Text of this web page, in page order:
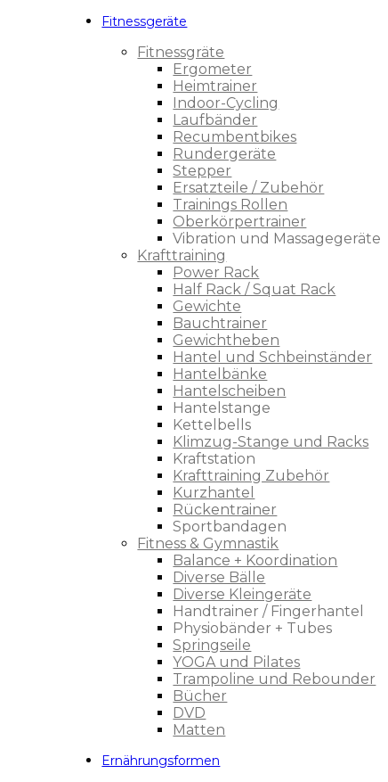
Fitnessgeräte
Fitnessgräte
Ergometer
Heimtrainer
Indoor-Cycling
Laufbänder
Recumbentbikes
Rundergeräte
Stepper
Ersatzteile / Zubehör
Trainings Rollen
Oberkörpertrainer
Vibration und Massagegeräte
Krafttraining
Power Rack
Half Rack / Squat Rack
Gewichte
Bauchtrainer
Gewichtheben
Hantel und Schbeinständer
Hantelbänke
Hantelscheiben
Hantelstange
Kettelbells
Klimzug-Stange und Racks
Kraftstation
Krafttraining Zubehör
Kurzhantel
Rückentrainer
Sportbandagen
Fitness & Gymnastik
Balance + Koordination
Diverse Bälle
Diverse Kleingeräte
Handtrainer / Fingerhantel
Physiobänder + Tubes
Springseile
YOGA und Pilates
Trampoline und Rebounder
Bücher
DVD
Matten
Ernährungsformen